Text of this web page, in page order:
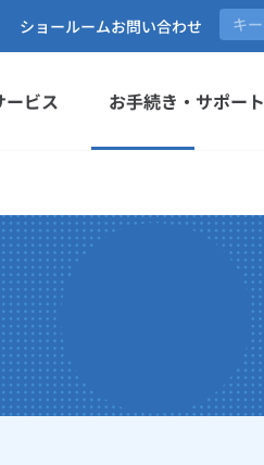
ービス お手続き・サポート
ショールームお問い合わせ